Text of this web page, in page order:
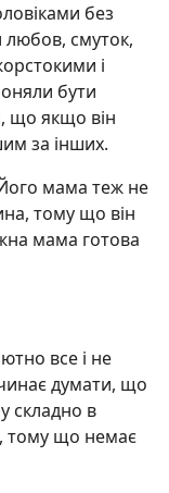
без
любов, смуток,
і
бути
що якщо він
за інших.
мама теж не
тому що він
мама готова
все і не
думати, що
складно в
тому що немає